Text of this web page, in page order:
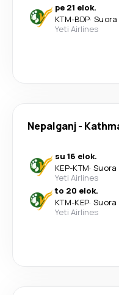
pe 21 elok.
KTM-BDP· Suora
Yeti Airlines
Nepalganj-
su 16 elok.
KEP-KTM· Suora
Yeti Airlines
to 20 elok.
KTM-KEP· Suora
Yeti Airlines